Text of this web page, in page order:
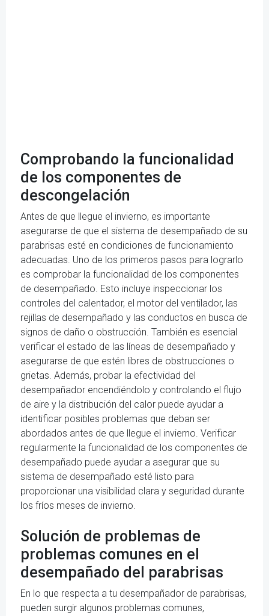
Comprobando la funcionalidad
de los componentes de
descongelación
Antes de que llegue el invierno, es importante
asegurarse de que el sistema de desempañado de su
parabrisas esté en condiciones de funcionamiento
adecuadas. Uno de los primeros pasos para lograrlo
es comprobar la funcionalidad de los componentes
de desempañado. Esto incluye inspeccionar los
controles del calentador, el motor del ventilador, las
rejillas de desempañado y las conductos en busca de
signos de daño o obstrucción. También es esencial
verificar el estado de las líneas de desempañado y
asegurarse de que estén libres de obstrucciones o
grietas. Además, probar la efectividad del
desempañador encendiéndolo y controlando el flujo
de aire y la distribución del calor puede ayudar a
identificar posibles problemas que deban ser
abordados antes de que llegue el invierno. Verificar
regularmente la funcionalidad de los componentes de
desempañado puede ayudar a asegurar que su
sistema de desempañado esté listo para
proporcionar una visibilidad clara y seguridad durante
los fríos meses de invierno.
Solución de problemas de
problemas comunes en el
desempañado del parabrisas
En lo que respecta a tu desempañador de parabrisas,
pueden surgir algunos problemas comunes,